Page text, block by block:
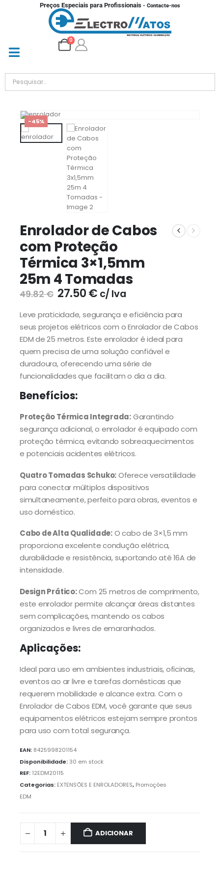
Preços Especiais para Profissionais - Contacte-nos
0
-45%
Enrolador de Cabos
com Proteção
Térmica 3×1,5mm
25m 4 Tomadas
49.82€ 27.50€ c/ Iva
Leve praticidade, segurança e eficiência para
seus projetos elétricos com o Enrolador de Cabos
EDM de 25 metros. Este enrolador é ideal para
quem precisa de uma solução confiável e
duradoura, oferecendo uma série de
funcionalidades que facilitam o dia a dia.
Benefícios:
Proteção Térmica Integrada:Garantindo
segurança adicional, o enrolador é equipado com
proteção térmica, evitando sobreaquecimentos
e potenciais acidentes elétricos.
Quatro Tomadas Schuko:Oferece versatilidade
para conectar múltiplos dispositivos
simultaneamente, perfeito para obras, eventos e
uso doméstico.
Cabo de Alta Qualidade:O cabo de 3×1,5 mm
proporciona excelente condução elétrica,
durabilidade e resistência, suportando até 16A de
intensidade.
Design Prático:Com 25 metros de comprimento,
este enrolador permite alcançar áreas distantes
sem complicações, mantendo os cabos
organizados e livres de emaranhados.
Aplicações:
Ideal para uso em ambientes industriais, oficinas,
eventos ao ar livre e tarefas domésticas que
requerem mobilidade e alcance extra. Com o
Enrolador de Cabos EDM, você garante que seus
equipamentos elétricos estejam sempre prontos
para uso com total segurança.
EAN: 8425998201154
Disponibilidade:30 em stock
REF: 12EDM20115
Categorias: EXTENSÕES E ENROLADORES, Promoções
EDM
ADICIONAR